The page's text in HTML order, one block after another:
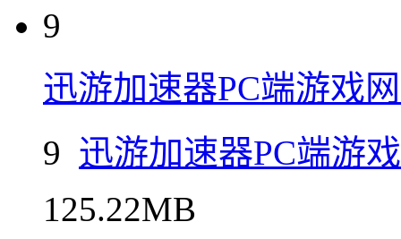
9
迅游加速器PC端游戏
9 迅游加速器PC端游
125.22MB